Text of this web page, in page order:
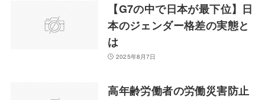
【G7の中で日本が最下位】日
本のジェンダー格差の実態と
は
2025年8月7日
高年齢労働者の労働災害防止